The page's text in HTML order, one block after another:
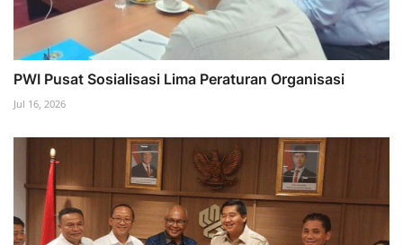
PWI Pusat Sosialisasi Lima Peraturan Organisasi
Jul 16, 2026